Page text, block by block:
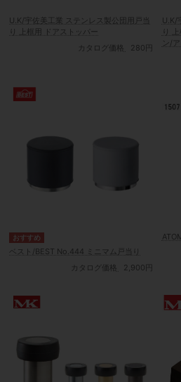
U.K/宇佐美工業 ステンレス製公団用戸当
り 上框用 ドアストッパー
カタログ価格
280円
U.K/
り
ン/
ベスト/BEST No.444 ミニマム戸当り
カタログ価格
2,900円